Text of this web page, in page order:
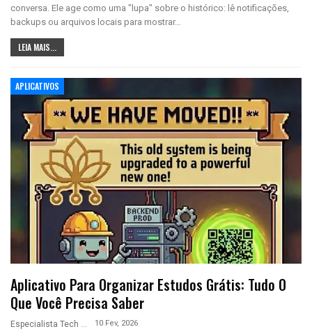
conversa. Ele age como uma "lupa" sobre o histórico: lê notificações,
backups ou arquivos locais para mostrar…
LEIA MAIS...
APLICATIVOS
Aplicativo Para Organizar Estudos Grátis: Tudo O
Que Você Precisa Saber
Especialista Tech 10 Fev, 2026